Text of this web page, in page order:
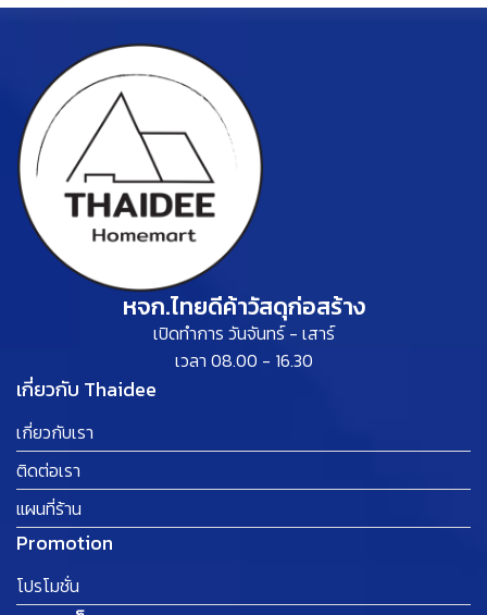
หจก.ไทยดีค้าวัสดุก่อสร้าง
เปิดทำการ วันจันทร์ - เสาร์
เวลา 08.00 - 16.30
เกี่ยวกับ Thaidee
เกี่ยวกับเรา
ติดต่อเรา
แผนที่ร้าน
Promotion
โปรโมชั่น